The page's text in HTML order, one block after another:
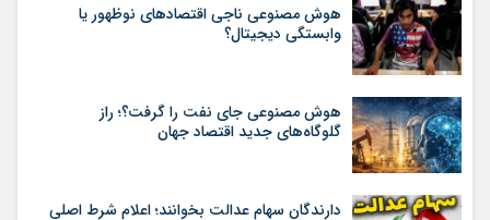
هوش مصنوعی ناجی اقتصادهای نوظهور یا
وابستگی دیجیتال؟
هوش مصنوعی جای نفت را گرفت؟؛ راز
گلوگاه‌های جدید اقتصاد جهان
دارندگان سهام عدالت بخوانند؛ اعلام شرط اصلی